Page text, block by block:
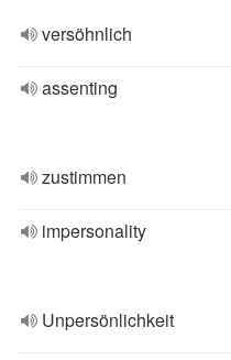
versöhnlich
assenting
zustimmen
impersonality
Unpersönlichkeit